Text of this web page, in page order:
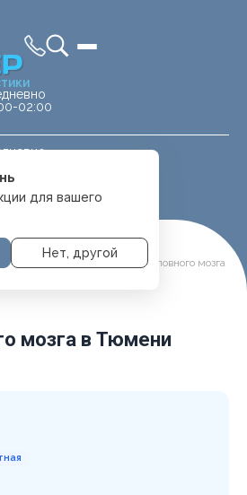
02:00
для вашего
Нет, другой
МРТ Головы Вены головного мозга
мозга в Тюмени